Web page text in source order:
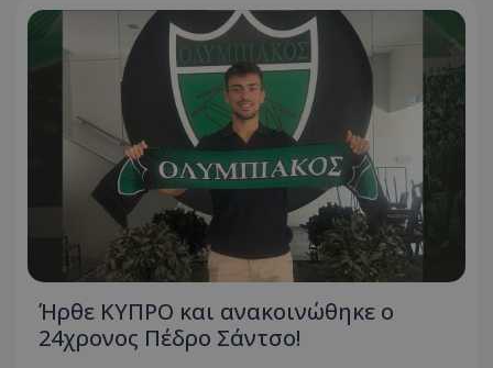
Ήρθε ΚΥΠΡΟ και ανακοινώθηκε ο
24χρονος Πέδρο Σάντσο!